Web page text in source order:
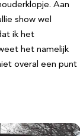
Aan
show wel
ik het
het namelijk
overal een punt